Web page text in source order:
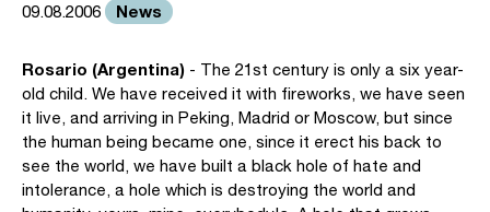
09.08.2006 News
Rosario (Argentina) - The 21st century is only a six year-
old child. We have received it with fireworks, we have seen
it live, and arriving in Peking, Madrid or Moscow, but since
the human being became one, since it erect his back to
see the world, we have built a black hole of hate and
intolerance, a hole which is destroying the world and